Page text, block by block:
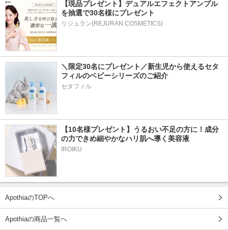
【現品プレゼント】デュアルエフェクトアンプル
を抽選で30名様にプレゼント
リジュラン(REJURAN COSMETICS)
＼限定30名にプレゼント／新生児から使えるセタ
フィルのベビーシリーズのご紹介
セタフィル
【10名様プレゼント】うるおい不足の方に！成分
の力できめ細やかなハリ肌へ導く美容液
IROIKU
ApothiaのTOPへ
Apothiaの商品一覧へ